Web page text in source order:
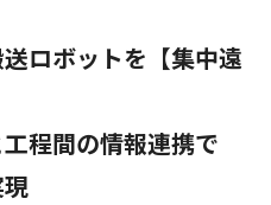
ロボットを【集中遠
程間の情報連携で